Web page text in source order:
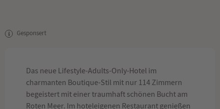
Gesponsert
Das neue Lifestyle-Adults-Only-Hotel im
charmanten Boutique-Stil mit nur 114 Zimmern
begeistert mit einer traumhaft schönen Bucht am
Roten Meer. Im hoteleigenen Restaurant genießen